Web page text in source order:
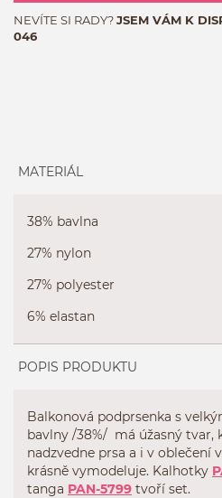
NEVÍTE SI RADY?JSEM VÁM K
046
MATERIÁL
38% bavlna
27% nylon
27% polyester
6% elastan
POPIS PRODUKTU
Balkonová podprsenka s
bavlny /38%/ má úžasný tvar,
nadzvedne prsa a i v oblečení
krásně vymodeluje. Kalhotky
tanga PAN-5799 tvoří set.